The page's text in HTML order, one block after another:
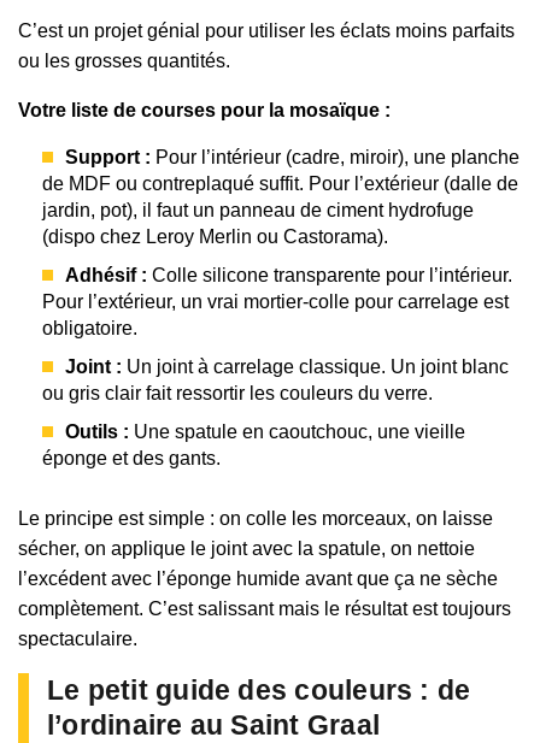
C’est un projet génial pour utiliser les éclats moins parfaits
ou les grosses quantités.
Votre liste de courses pour la mosaïque :
Support : Pour l’intérieur (cadre, miroir), une planche
de MDF ou contreplaqué suffit. Pour l’extérieur (dalle de
jardin, pot), il faut un panneau de ciment hydrofuge
(dispo chez Leroy Merlin ou Castorama).
Adhésif : Colle silicone transparente pour l’intérieur.
Pour l’extérieur, un vrai mortier-colle pour carrelage est
obligatoire.
Joint : Un joint à carrelage classique. Un joint blanc
ou gris clair fait ressortir les couleurs du verre.
Outils : Une spatule en caoutchouc, une vieille
éponge et des gants.
Le principe est simple : on colle les morceaux, on laisse
sécher, on applique le joint avec la spatule, on nettoie
l’excédent avec l’éponge humide avant que ça ne sèche
complètement. C’est salissant mais le résultat est toujours
spectaculaire.
Le petit guide des couleurs : de
l’ordinaire au Saint Graal